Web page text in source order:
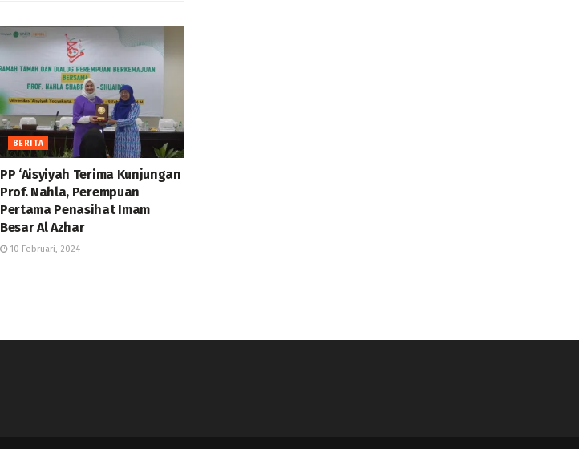
BERITA
PP ‘Aisyiyah Terima Kunjungan
Prof. Nahla, Perempuan
Pertama Penasihat Imam
Besar Al Azhar
10 Februari, 2024